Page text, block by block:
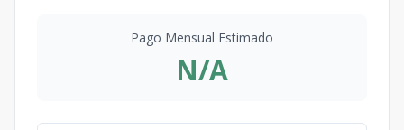
Pago Mensual Estimado
N/A